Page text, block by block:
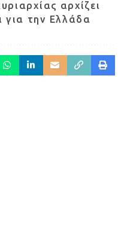
αρχίζει
για την Ελλάδα